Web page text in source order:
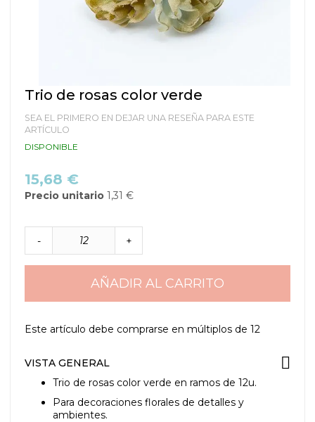
Saltar
al
comienzo
de
la
imágenes
Trio de rosas color verde
SEA EL PRIMERO EN DEJAR UNA RESEÑA PARA ESTE
ARTÍCULO
DISPONIBLE
15,68 €
Precio unitario 1,31 €
- +
AÑADIR AL CARRITO
Este artículo debe comprarse en múltiplos de 12
VISTA GENERAL
Trio de rosas color verde en ramos de 12u.
Para decoraciones florales de detalles y
ambientes.